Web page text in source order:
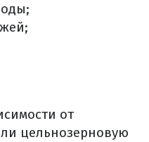
от
цельнозерновую